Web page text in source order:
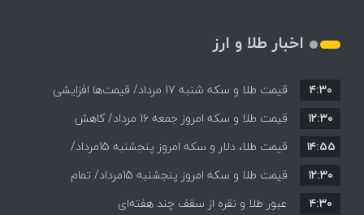
اخبار طلا و ارز
قیمت طلا و سکه شنبه 17 مرداد/ قیمت‌ها افزایشی
۴:۳۰
قیمت طلا و سکه امروز جمعه ۱۶ مرداد/ کاهش
قیمت ها+ جدول و جزییات
۱۲:۳۰
قیمت طلا، دلار و سکه امروز پنجشنبه 15مرداد/
افزایش قیمت ها + جدول
۱۴:۵۵
قیمت طلا و سکه امروز پنجشنبه 15مرداد/ تمام
قیمت ها بر مدار افزایش + جدول
۱۲:۳۰
عبور طلا و نقره از سقف چند هفته‌ای
۴:۳۰